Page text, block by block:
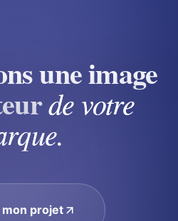
une image
de votre
mon projet